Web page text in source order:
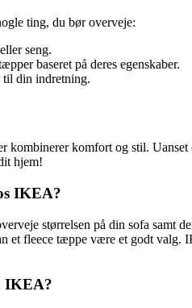
ting, du bør overveje:
seng.
baseret på deres egenskaber.
til din indretning.
komfort og stil.
hjem!
IKEA?
størrelsen på din sofa samt
fleece tæppe være et godt valg.
IKEA?